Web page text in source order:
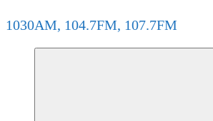
1030AM, 104.7FM, 107.7FM